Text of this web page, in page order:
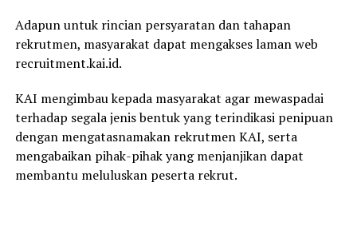
Adapun untuk rincian persyaratan dan tahapan
rekrutmen, masyarakat dapat mengakses laman web
recruitment.kai.id.
KAI mengimbau kepada masyarakat agar mewaspadai
terhadap segala jenis bentuk yang terindikasi penipuan
dengan mengatasnamakan rekrutmen KAI, serta
mengabaikan pihak-pihak yang menjanjikan dapat
membantu meluluskan peserta rekrut.